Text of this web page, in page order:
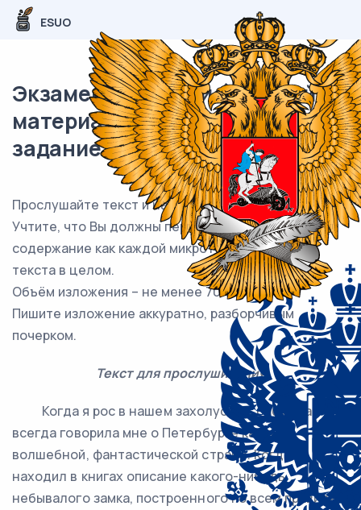
ESUO
Экзаменационный (типовой)
материал ОГЭ / Русский / 01
задание (24) / 96
Прослушайте текст и напишите сжатое изложение.
Учтите, что Вы должны передать главное
содержание как каждой микротемы, так и всего
текста в целом.
Объём изложения – не менее 70 слов.
Пишите изложение аккуратно, разборчивым
почерком.
Текст для прослушивания
Когда я рос в нашем захолустье, бабушка
всегда говорила мне о Петербурге как о
волшебной, фантастической стране. Когда я
находил в книгах описание какого-нибудь
небывалого замка, построенного по всем правилам